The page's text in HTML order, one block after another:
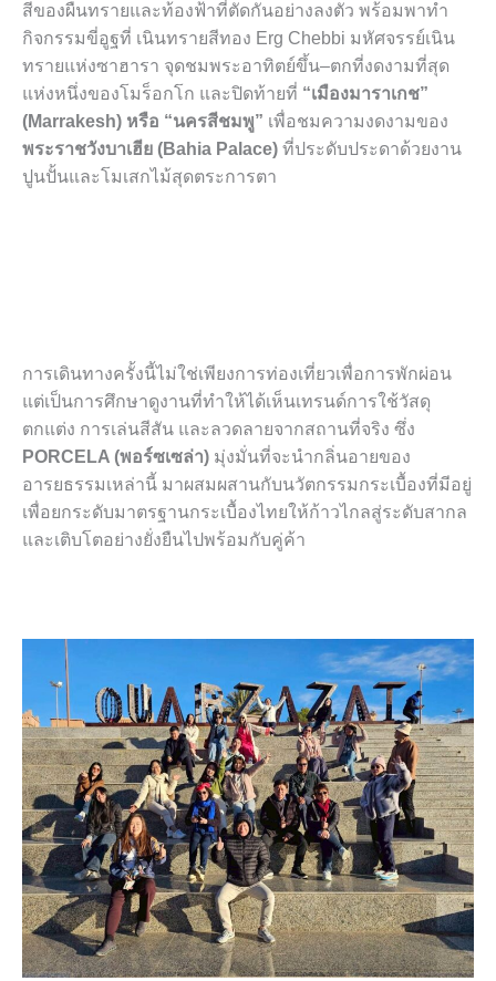
สีของผืนทรายและท้องฟ้าที่ตัดกันอย่างลงตัว พร้อมพาทำ
กิจกรรมขี่อูฐที่ เนินทรายสีทอง Erg Chebbi มหัศจรรย์เนิน
ทรายแห่งซาฮารา จุดชมพระอาทิตย์ขึ้น–ตกที่งดงามที่สุด
แห่งหนึ่งของโมร็อกโก และปิดท้ายที่ “เมืองมาราเกช”
(Marrakesh) หรือ “นครสีชมพู” เพื่อชมความงดงามของ
พระราชวังบาเฮีย (Bahia Palace) ที่ประดับประดาด้วยงาน
ปูนปั้นและโมเสกไม้สุดตระการตา
การเดินทางครั้งนี้ไม่ใช่เพียงการท่องเที่ยวเพื่อการพักผ่อน
แต่เป็นการศึกษาดูงานที่ทำให้ได้เห็นเทรนด์การใช้วัสดุ
ตกแต่ง การเล่นสีสัน และลวดลายจากสถานที่จริง ซึ่ง
PORCELA (พอร์ซเซล่า) มุ่งมั่นที่จะนำกลิ่นอายของ
อารยธรรมเหล่านี้ มาผสมผสานกับนวัตกรรมกระเบื้องที่มีอยู่
เพื่อยกระดับมาตรฐานกระเบื้องไทยให้ก้าวไกลสู่ระดับสากล
และเติบโตอย่างยั่งยืนไปพร้อมกับคู่ค้า